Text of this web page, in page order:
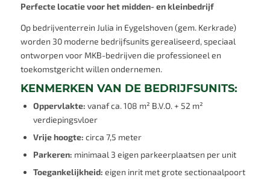
Perfecte locatie voor het midden- en kleinbedrijf
Op bedrijventerrein Julia in Eygelshoven (gem. Kerkrade)
worden 30 moderne bedrijfsunits gerealiseerd, speciaal
ontworpen voor MKB-bedrijven die professioneel en
toekomstgericht willen ondernemen.
KENMERKEN VAN DE BEDRIJFSUNITS:
Oppervlakte: vanaf ca. 108 m² B.V.O. + 52 m²
verdiepingsvloer
Vrije hoogte: circa 7,5 meter
Parkeren: minimaal 3 eigen parkeerplaatsen per unit
Toegankelijkheid: eigen inrit met grote sectionaalpoort